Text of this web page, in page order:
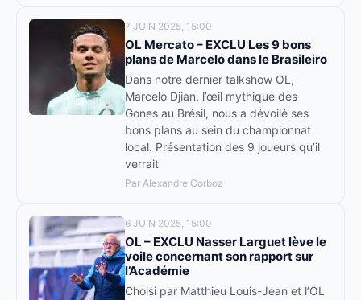
7 JUIN 2025, 15:00
OL Mercato – EXCLU Les 9 bons
plans de Marcelo dans le Brasileiro
Dans notre dernier talkshow OL,
Marcelo Djian, l’œil mythique des
Gones au Brésil, nous a dévoilé ses
bons plans au sein du championnat
local. Présentation des 9 joueurs qu’il
verrait
Par Alexandre Corboz
6 JUIN 2025, 15:00
OL – EXCLU Nasser Larguet lève le
voile concernant son rapport sur
l’Académie
Choisi par Matthieu Louis-Jean et l’OL